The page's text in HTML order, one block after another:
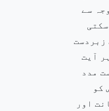
سے
زبردست
آیت
مدد
کو
اور